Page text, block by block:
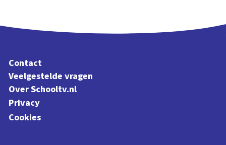
Contact
Veelgestelde vragen
Over Schooltv.nl
Privacy
Cookies